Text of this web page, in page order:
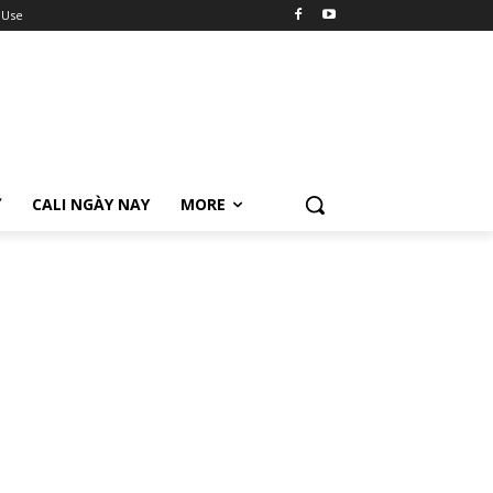
CALI NGÀY NAY MORE